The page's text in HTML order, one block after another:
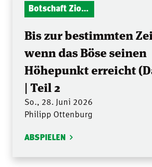
Botschaft Zionshalle
Bis zur bestimmten
wenn das Böse seinen
Höhepunkt erreicht
| Teil 2
So., 28. Juni 2026
Philipp Ottenburg
ABSPIELEN